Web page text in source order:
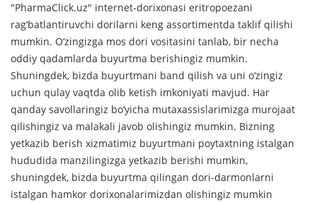
"PharmaClick.uz" internet-dorixonasi eritropoezani
rag‘batlantiruvchi dorilarni keng assortimentda taklif qilishi
mumkin. O‘zingizga mos dori vositasini tanlab, bir necha
oddiy qadamlarda buyurtma berishingiz mumkin.
Shuningdek, bizda buyurtmani band qilish va uni o‘zingiz
uchun qulay vaqtda olib ketish imkoniyati mavjud. Har
qanday savollaringiz bo‘yicha mutaxassislarimizga murojaat
qilishingiz va malakali javob olishingiz mumkin. Bizning
yetkazib berish xizmatimiz buyurtmani poytaxtning istalgan
hududida manzilingizga yetkazib berishi mumkin,
shuningdek, bizda buyurtma qilingan dori-darmonlarni
istalgan hamkor dorixonalarimizdan olishingiz mumkin